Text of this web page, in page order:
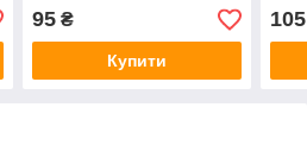
95₴
Купити
105